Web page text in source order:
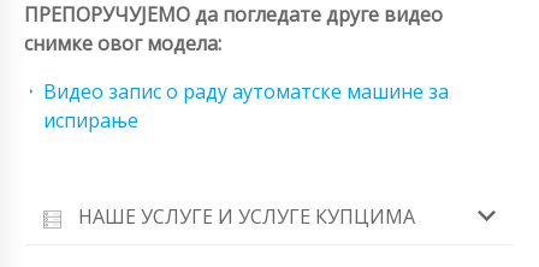
ПРЕПОРУЧУЈЕМО да погледате друге видео
снимке овог модела:
Видео запис о раду аутоматске машине за
испирање
НАШЕ УСЛУГЕ И УСЛУГЕ КУПЦИМА